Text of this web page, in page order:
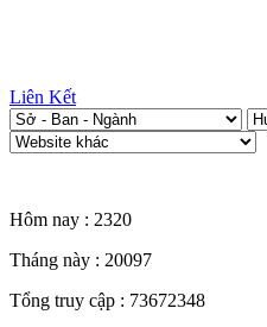
Liên Kết
Hôm nay : 2320
Tháng này : 20097
Tổng truy cập : 73672348